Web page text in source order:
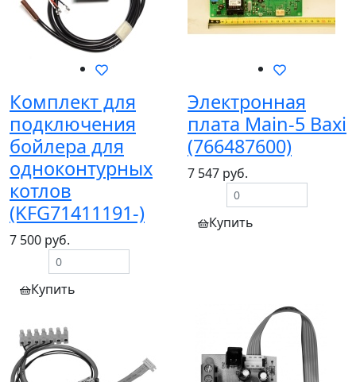
Комплект для
подключения
бойлера для
одноконтурных
котлов
(KFG71411191-)
7 500 руб.
Купить
Электронная
плата Main-5 Baxi
(766487600)
7 547 руб.
Купить